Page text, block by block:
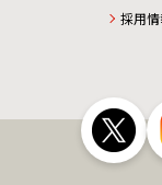
採用